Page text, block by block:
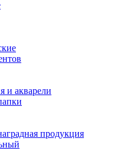
и акварели
продукция